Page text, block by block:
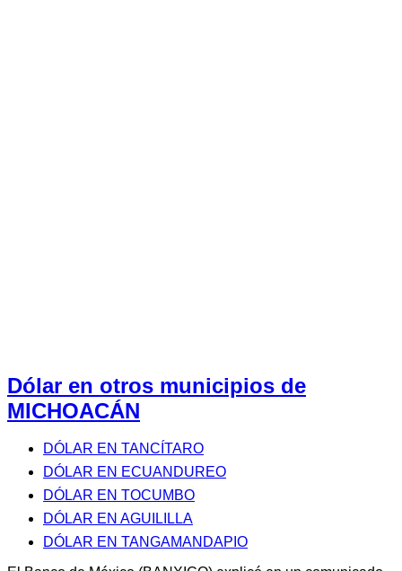
Dólar en otros municipios de
MICHOACÁN
DÓLAR EN TANCÍTARO
DÓLAR EN ECUANDUREO
DÓLAR EN TOCUMBO
DÓLAR EN AGUILILLA
DÓLAR EN TANGAMANDAPIO